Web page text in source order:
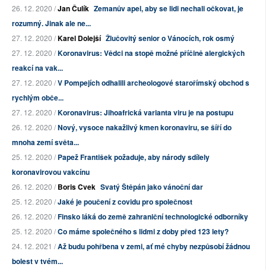
26. 12. 2020 /Jan Čulík Zemanův apel, aby se lidi nechali očkovat, je
rozumný. Jinak ale ne...
27. 12. 2020 /Karel Dolejší Žlučovitý senior o Vánocích, rok osmý
27. 12. 2020 /Koronavirus: Vědci na stopě možné příčině alergických
reakcí na vak...
27. 12. 2020 /V Pompejích odhalili archeologové starořímský obchod s
rychlým obče...
27. 12. 2020 /Koronavirus: Jihoafrická varianta viru je na postupu
26. 12. 2020 /Nový, vysoce nakažlivý kmen koronaviru, se šíří do
mnoha zemí světa...
25. 12. 2020 /Papež František požaduje, aby národy sdílely
koronavirovou vakcínu
26. 12. 2020 /Boris Cvek Svatý Štěpán jako vánoční dar
25. 12. 2020 /Jaké je poučení z covidu pro společnost
26. 12. 2020 /Finsko láká do země zahraniční technologické odborníky
25. 12. 2020 /Co máme společného s lidmi z doby před 123 lety?
24. 12. 2021 /Až budu pohřbena v zemi, ať mé chyby nezpůsobí žádnou
bolest v tvém...